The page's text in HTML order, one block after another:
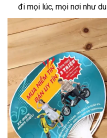
đi mọi lúc, mọi nơi như